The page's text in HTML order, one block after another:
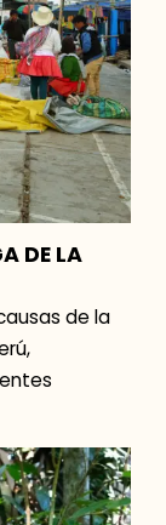
DE LA
de la